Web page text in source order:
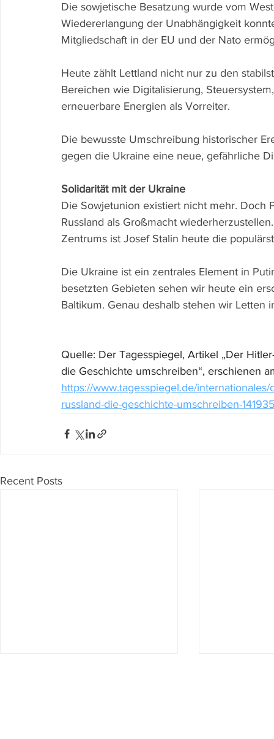
Die sowjetische Besatzung wurde vom
Wiedererlangung der Unabhängigkeit
Mitgliedschaft in der EU und der Nato
Heute zählt Lettland nicht nur zu den
Bereichen wie Digitalisierung,
erneuerbare Energien als Vorreiter.
Die bewusste Umschreibung historischer
gegen die Ukraine eine neue, gefährliche
Solidarität mit der Ukraine
Die Sowjetunion existiert nicht mehr. Doch
Russland als Großmacht
Zentrums ist Josef Stalin heute die
Die Ukraine ist ein zentrales Element in
besetzten Gebieten sehen wir heute ein
Baltikum. Genau deshalb stehen wir Letten
Quelle: Der Tagesspiegel, Artikel „Der
die Geschichte umschreiben“, erschienen
https://www.tagesspiegel.de/
russland-die-geschichte-umschreiben-
Recent Posts